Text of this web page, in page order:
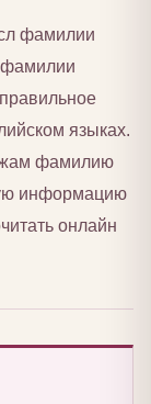
фамилии
фамилии
языках.
фамилию
информацию
онлайн